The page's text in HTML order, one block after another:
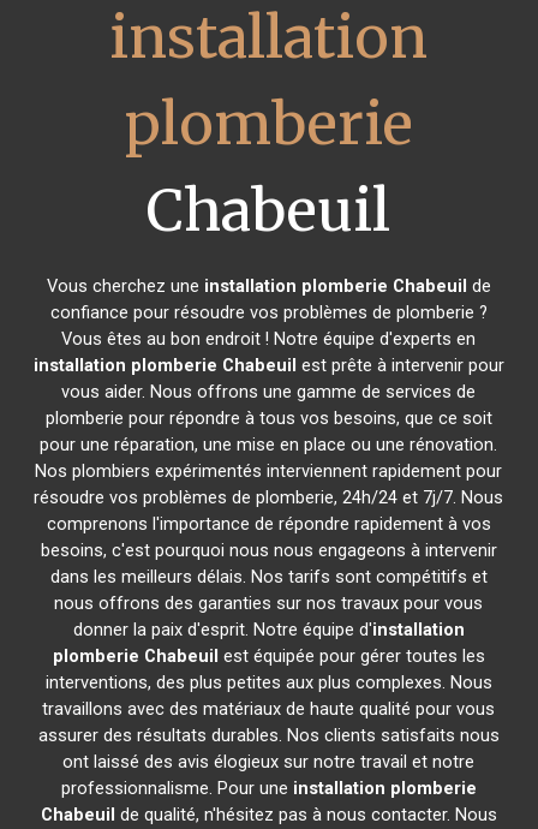
installation
plomberie
Chabeuil
Vous cherchez une installation plomberie Chabeuil de
confiance pour résoudre vos problèmes de plomberie ?
Vous êtes au bon endroit ! Notre équipe d'experts en
installation plomberie Chabeuil est prête à intervenir pour
vous aider. Nous offrons une gamme de services de
plomberie pour répondre à tous vos besoins, que ce soit
pour une réparation, une mise en place ou une rénovation.
Nos plombiers expérimentés interviennent rapidement pour
résoudre vos problèmes de plomberie, 24h/24 et 7j/7. Nous
comprenons l'importance de répondre rapidement à vos
besoins, c'est pourquoi nous nous engageons à intervenir
dans les meilleurs délais. Nos tarifs sont compétitifs et
nous offrons des garanties sur nos travaux pour vous
donner la paix d'esprit. Notre équipe d'installation
plomberie Chabeuil est équipée pour gérer toutes les
interventions, des plus petites aux plus complexes. Nous
travaillons avec des matériaux de haute qualité pour vous
assurer des résultats durables. Nos clients satisfaits nous
ont laissé des avis élogieux sur notre travail et notre
professionnalisme. Pour une installation plomberie
Chabeuil de qualité, n'hésitez pas à nous contacter. Nous